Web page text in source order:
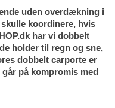
uden overdækning i
koordinere, hvis
har vi dobbelt
holder til regn og sne,
dobbelt carporte er
på kompromis med